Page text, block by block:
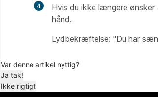
4
Hvis du ikke længere
hånd.
Lydbekræftelse: "Du har
Var denne artikel nyttig?
Ja tak!
Ikke rigtigt